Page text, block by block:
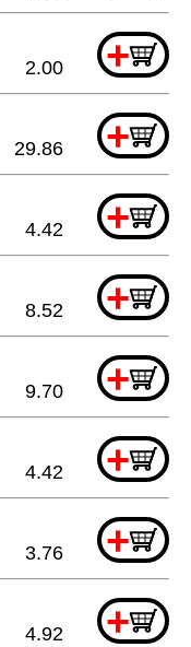
+
2.00
+
29.86
+
4.42
+
8.52
+
9.70
+
4.42
+
3.76
+
4.92